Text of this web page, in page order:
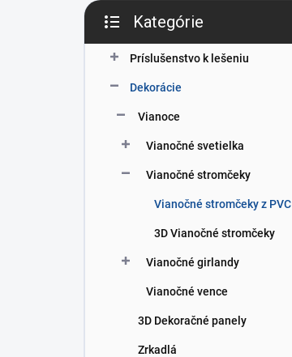
B
č
kategórie
Kategórie
Príslušenstvo k lešeniu
Dekorácie
Vianoce
Vianočné svetielka
Vianočné stromčeky
Vianočné stromčeky z PVC
3D Vianočné stromčeky
Vianočné girlandy
Vianočné vence
3D Dekoračné panely
Zrkadlá